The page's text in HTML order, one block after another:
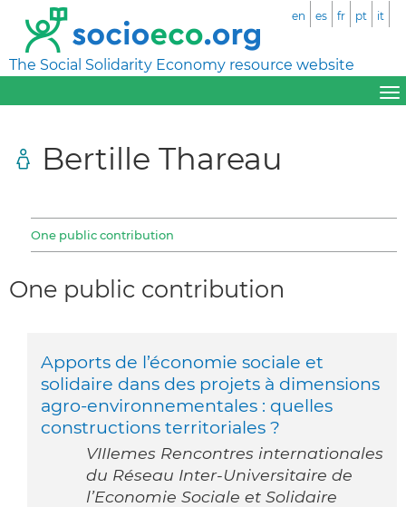
The Social Solidarity Economy resource website
en es fr pt it
Bertille Thareau
One public contribution
One public contribution
Apports de l’économie sociale et
solidaire dans des projets à dimensions
agro-environnementales : quelles
constructions territoriales ?
VIIIemes Rencontres internationales
du Réseau Inter-Universitaire de
l’Economie Sociale et Solidaire